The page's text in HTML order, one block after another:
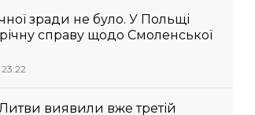
зради не було. У Польщі
справу щодо Смоленської
виявили вже третій